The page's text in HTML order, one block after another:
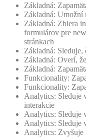
Základná:
Základná: Umožní
Základná: Zbiera
formulárov pre
stránkach
Základná:
Základná: Overí,
Základná:
Funkcionality:
Funkcionality:
Analytics: Sleduje
interakcie
Analytics: Sleduje
Analytics: Sleduje
Analytics: Zvyšuje